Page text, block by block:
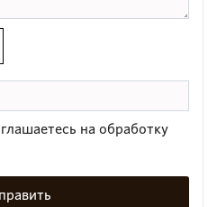
на обработку